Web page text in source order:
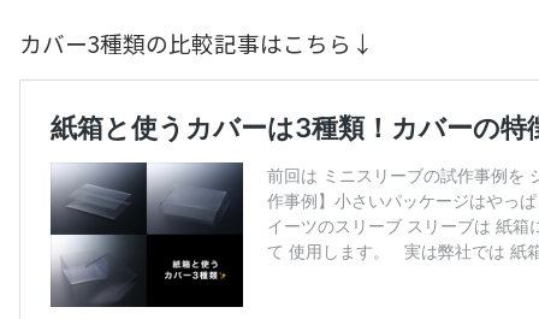
カバー3種類の比較記事はこちら↓